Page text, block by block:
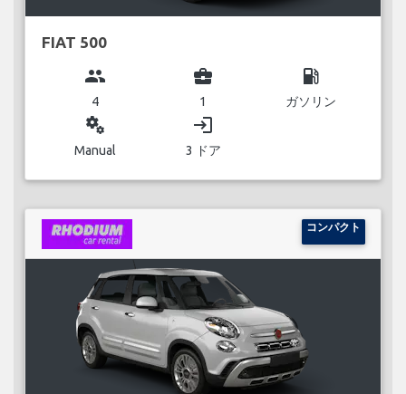
FIAT 500
group
4
business_center
1
local_gas_station
ガソリン
miscellaneous_services
Manual
login
3 ドア
コンパクト